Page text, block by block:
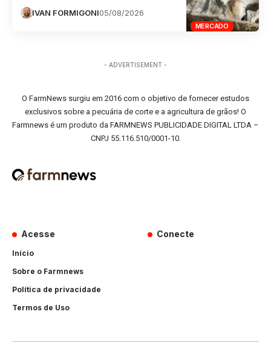
MERCADO
IVAN FORMIGONI05/08/2026
- ADVERTISEMENT -
O FarmNews surgiu em 2016 com o objetivo de fornecer estudos
exclusivos sobre a pecuária de corte e a agricultura de grãos! O
Farmnews é um produto da FARMNEWS PUBLICIDADE DIGITAL LTDA –
CNPJ 55.116.510/0001-10.
Acesse
Início
Sobre o Farmnews
Política de privacidade
Termos de Uso
Conecte